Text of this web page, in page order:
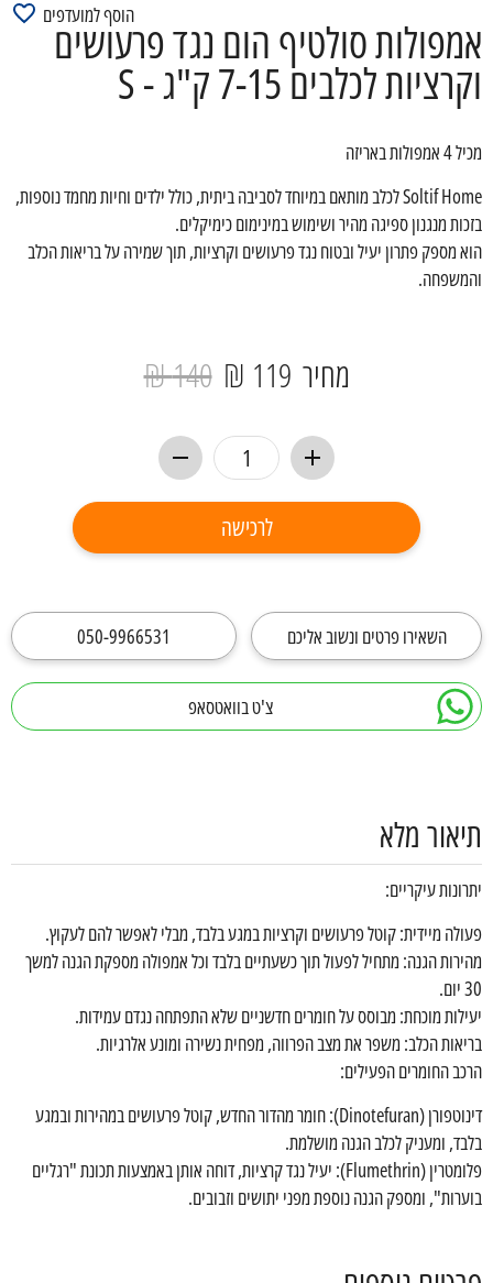
אמפולות סולטיף הום נגד פרעושים
וקרציות לכלבים 7-15 ק"ג - S
הוסף למועדפים
מכיל 4 אמפולות באריזה
Soltif Home לכלב מותאם במיוחד לסביבה ביתית, כולל ילדים וחיות מחמד נוספות,
בזכות מנגנון ספיגה מהיר ושימוש במינימום כימיקלים.
הוא מספק פתרון יעיל ובטוח נגד פרעושים וקרציות, תוך שמירה על בריאות הכלב
והמשפחה.
מחיר 119 ₪
140 ₪
לרכישה
השאירו פרטים ונשוב אליכם 050-9966531
צ'ט בוואטסאפ
תיאור מלא
יתרונות עיקריים:
פעולה מיידית: קוטל פרעושים וקרציות במגע בלבד, מבלי לאפשר להם לעקוץ.
מהירות הגנה: מתחיל לפעול תוך כשעתיים בלבד וכל אמפולה מספקת הגנה למשך
30 יום.
יעילות מוכחת: מבוסס על חומרים חדשניים שלא התפתחה נגדם עמידות.
בריאות הכלב: משפר את מצב הפרווה, מפחית נשירה ומונע אלרגיות.
הרכב החומרים הפעילים:
דינוטפורן (Dinotefuran): חומר מהדור החדש, קוטל פרעושים במהירות ובמגע
בלבד, ומעניק לכלב הגנה מושלמת.
פלומטרין (Flumethrin): יעיל נגד קרציות, דוחה אותן באמצעות תכונת "רגליים
בוערות", ומספק הגנה נוספת מפני יתושים וזבובים.